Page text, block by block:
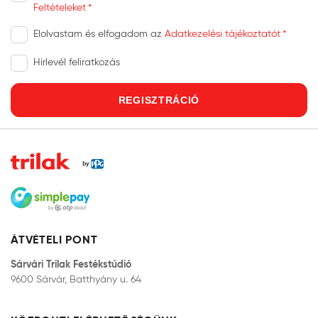
Feltételeket
Elolvastam és elfogadom az Adatkezelési tájékoztatót
Hírlevél feliratkozás
REGISZTRÁCIÓ
ÁTVÉTELI PONT
Sárvári Trilak Festékstúdió
9600 Sárvár, Batthyány u. 64